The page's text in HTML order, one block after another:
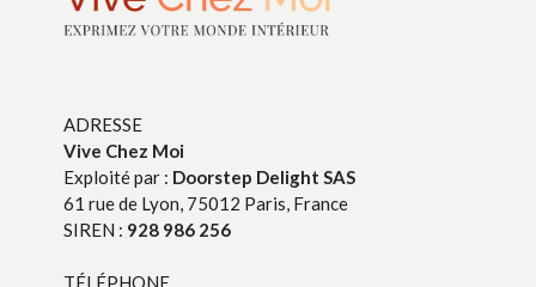
ADRESSE
Vive Chez Moi
Exploité par : Doorstep Delight SAS
61 rue de Lyon, 75012 Paris, France
SIREN : 928 986 256
TÉLÉPHONE